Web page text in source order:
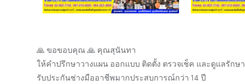
🙏 ขอขอบคุณ 🙏 คุณสุนันทา
ให้คำปรึกษาวางแผน ออกแบบ ติดตั้ง ตรวจเช็ค และดูแลรักษา
รับประกันช่างมืออาชีพมากประสบการณ์กว่า 14 ปี